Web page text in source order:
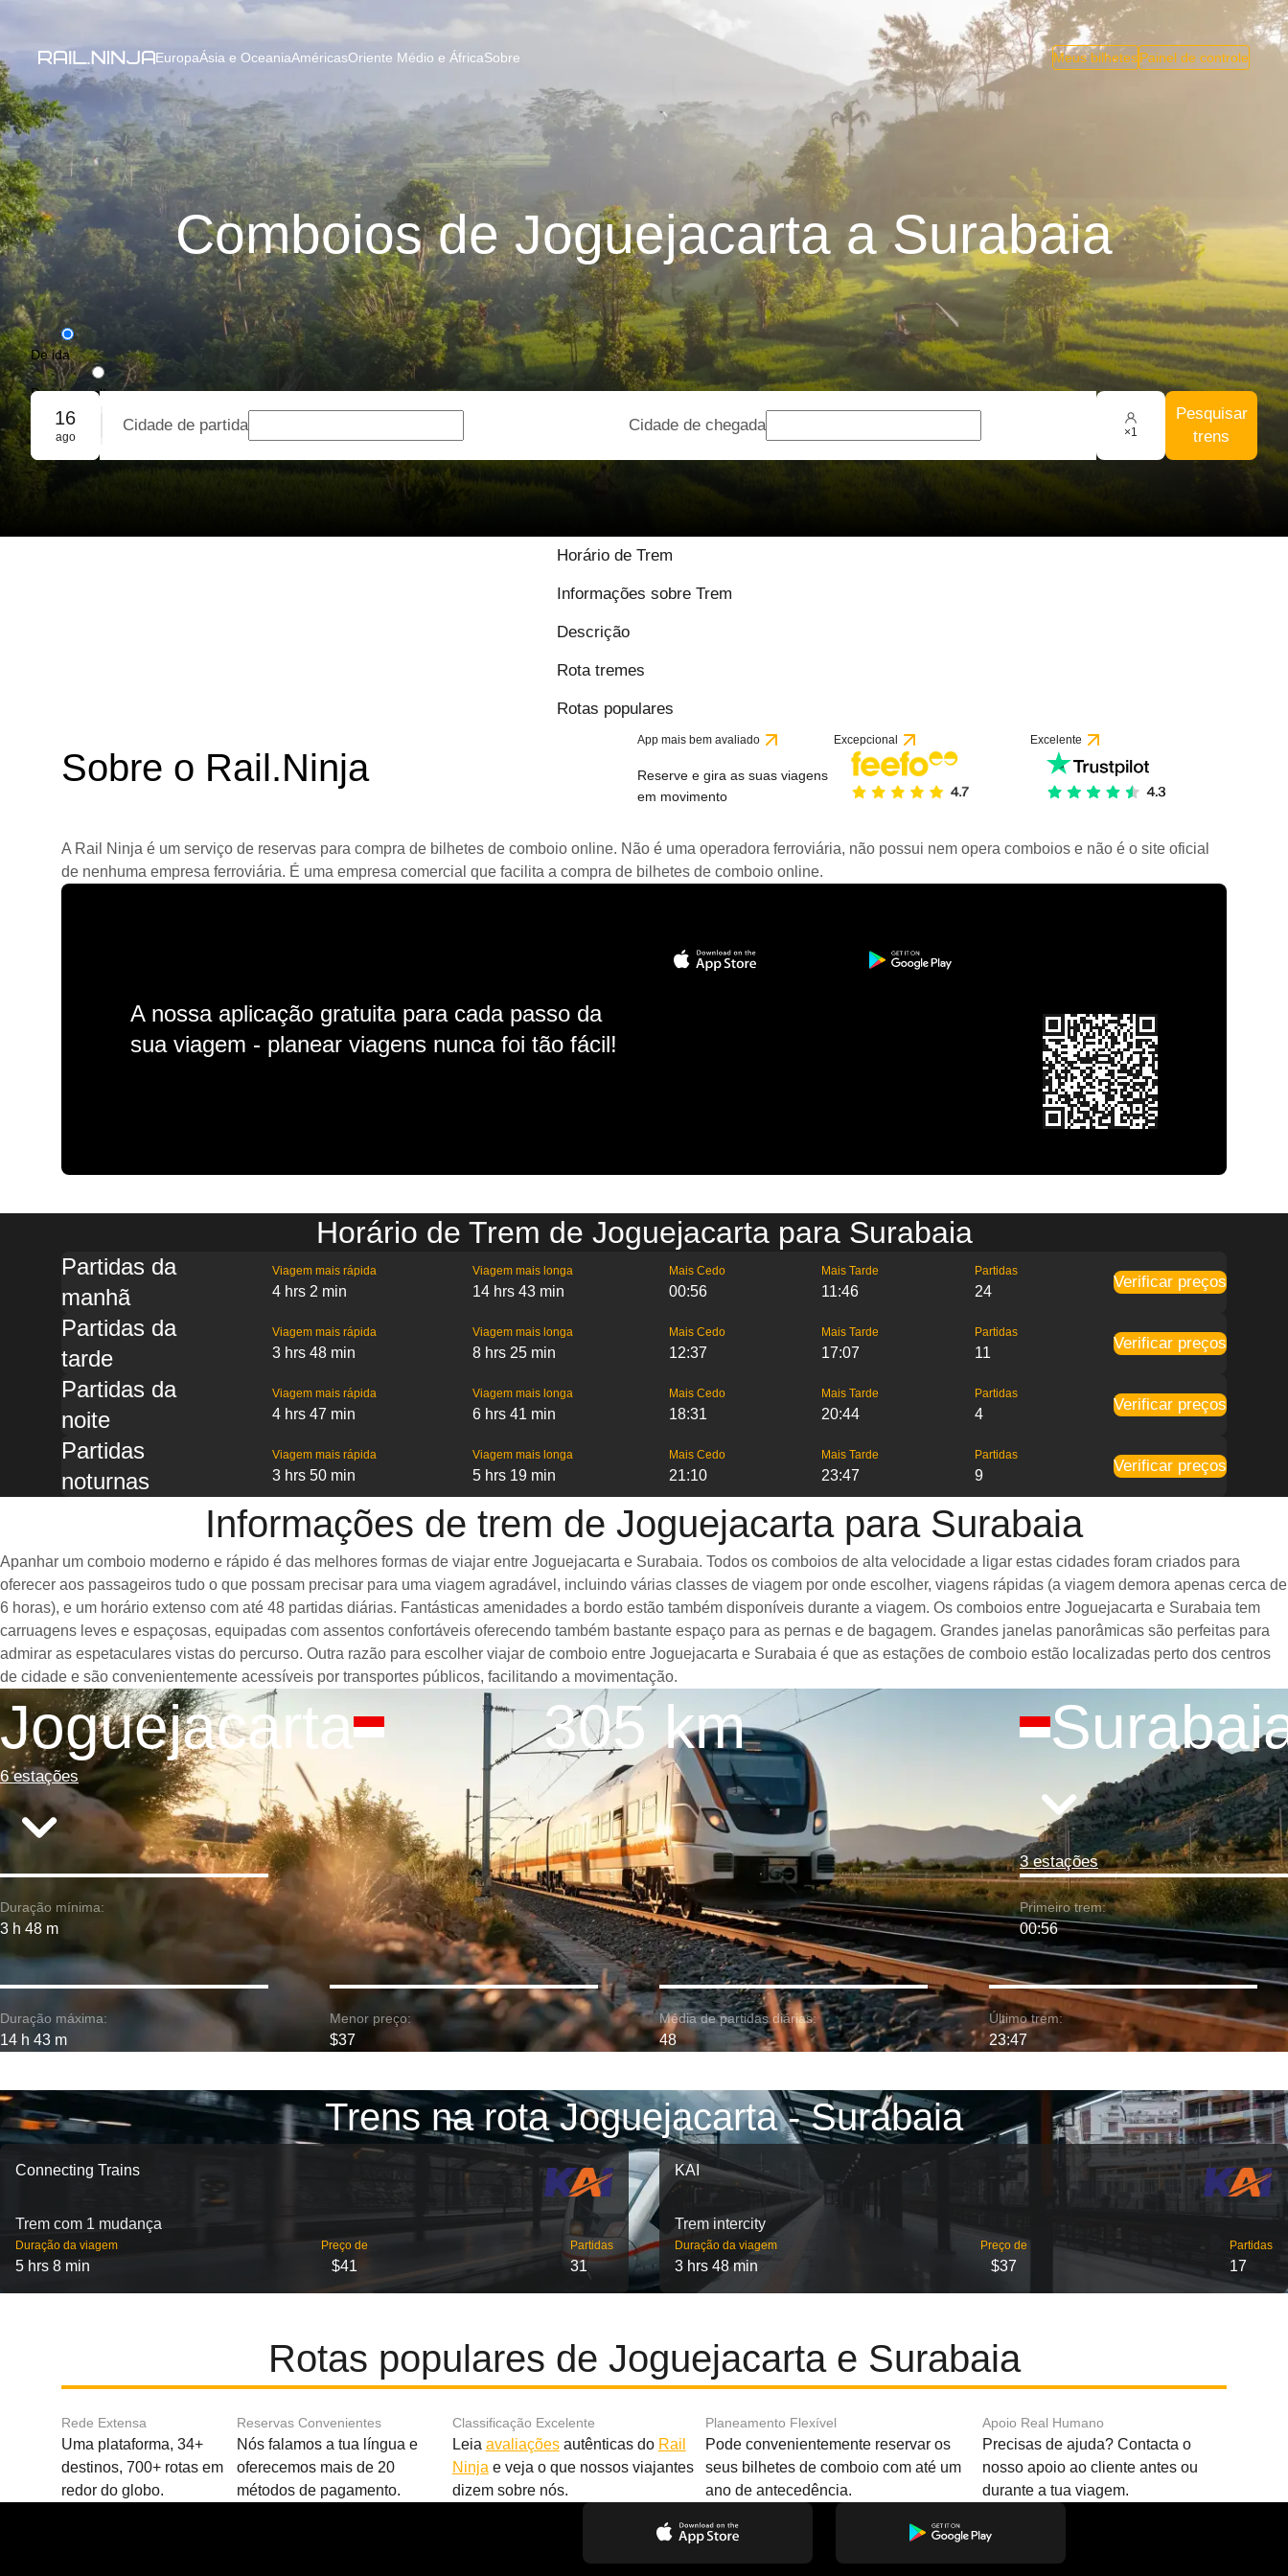
EuropaÁsia e OceaniaAméricasOriente Médio e ÁfricaSobre Meus bilhetesPainel de controle
Comboios de Joguejacarta a Surabaia
De ida
De ida e volta
Reserva em grupo
16
ago
Cidade de partida Cidade de chegada ×1
Pesquisar
trens
Horário de Trem
Informações sobre Trem
Descrição
Rota tremes
Rotas populares
Sobre o Rail.Ninja
App mais bem avaliado
Reserve e gira as suas viagens
em movimento
Excepcional Excelente
A Rail Ninja é um serviço de reservas para compra de bilhetes de comboio online. Não é uma operadora ferroviária, não possui nem opera comboios e não é o site oficial
de nenhuma empresa ferroviária. É uma empresa comercial que facilita a compra de bilhetes de comboio online.
A nossa aplicação gratuita para cada passo da
sua viagem - planear viagens nunca foi tão fácil!
Horário de Trem de Joguejacarta para Surabaia
Partidas da
manhã
Viagem mais rápida
4 hrs 2 min
Viagem mais longa
14 hrs 43 min
Mais Cedo
00:56
Mais Tarde
11:46
Partidas
24
Verificar preços
Partidas da
tarde
Viagem mais rápida
3 hrs 48 min
Viagem mais longa
8 hrs 25 min
Mais Cedo
12:37
Mais Tarde
17:07
Partidas
11
Verificar preços
Partidas da
noite
Viagem mais rápida
4 hrs 47 min
Viagem mais longa
6 hrs 41 min
Mais Cedo
18:31
Mais Tarde
20:44
Partidas
4
Verificar preços
Partidas
noturnas
Viagem mais rápida
3 hrs 50 min
Viagem mais longa
5 hrs 19 min
Mais Cedo
21:10
Mais Tarde
23:47
Partidas
9
Verificar preços
Informações de trem de Joguejacarta para Surabaia
Apanhar um comboio moderno e rápido é das melhores formas de viajar entre Joguejacarta e Surabaia. Todos os comboios de alta velocidade a ligar estas cidades foram criados para
oferecer aos passageiros tudo o que possam precisar para uma viagem agradável, incluindo várias classes de viagem por onde escolher, viagens rápidas (a viagem demora apenas cerca de
6 horas), e um horário extenso com até 48 partidas diárias. Fantásticas amenidades a bordo estão também disponíveis durante a viagem. Os comboios entre Joguejacarta e Surabaia tem
carruagens leves e espaçosas, equipadas com assentos confortáveis oferecendo também bastante espaço para as pernas e de bagagem. Grandes janelas panorâmicas são perfeitas para
admirar as espetaculares vistas do percurso. Outra razão para escolher viajar de comboio entre Joguejacarta e Surabaia é que as estações de comboio estão localizadas perto dos centros
de cidade e são convenientemente acessíveis por transportes públicos, facilitando a movimentação.
Joguejacarta
6 estações
305 km
3 estações
Duração mínima:
3 h 48 m
Primeiro trem:
00:56
Duração máxima:
14 h 43 m
Menor preço:
$37
Média de partidas diárias:
48
Último trem:
23:47
Trens na rota Joguejacarta - Surabaia
Connecting Trains
Trem com 1 mudança
Duração da viagem
5 hrs 8 min
Preço de
$41
Partidas
31
KAI
Trem intercity
Duração da viagem
3 hrs 48 min
Preço de
$37
Partidas
17
Rotas populares de Joguejacarta e Surabaia
Rede Extensa
Uma plataforma, 34+
destinos, 700+ rotas em
redor do globo.
Reservas Convenientes
Nós falamos a tua língua e
oferecemos mais de 20
métodos de pagamento.
Classificação Excelente
Leia avaliaçõesautênticas do Rail
Ninja e veja o que nossos viajantes
dizem sobre nós.
Planeamento Flexível
Pode convenientemente reservar os
seus bilhetes de comboio com até um
ano de antecedência.
Apoio Real Humano
Precisas de ajuda? Contacta o
nosso apoio ao cliente antes ou
durante a tua viagem.